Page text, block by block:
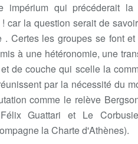
impérium qui précéderait
car la question serait de
. Certes les groupes se font
à une hétéronomie, une
de couche qui scelle la
par la nécessité du
comme le relève
Guattari et Le
la Charte d'Athènes).